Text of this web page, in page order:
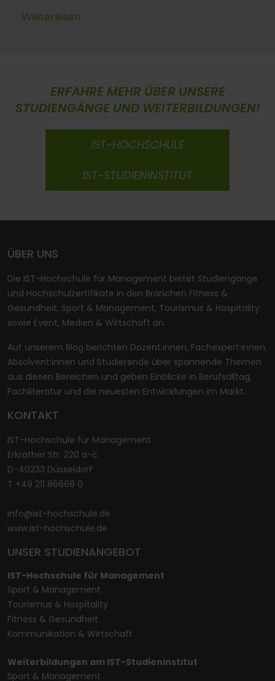
Weiterlesen
ERFAHRE MEHR ÜBER UNSERE
STUDIENGÄNGE UND WEITERBILDUNGEN!
IST-HOCHSCHULE
IST-STUDIENINSTITUT
ÜBER UNS
Die IST-Hochschule für Management bietet Studiengänge
und Hochschulzertifikate in den Branchen Fitness &
Gesundheit, Sport & Management, Tourismus & Hospitality
sowie Event, Medien & Wirtschaft an.
Auf unserem Blog berichten Dozent:innen, Fachexpert:innen,
Absolvent:innen und Studierende über spannende Themen
aus diesen Bereichen und geben Einblicke in Berufsalltag,
Fachliteratur und die neuesten Entwicklungen im Markt.
KONTAKT
IST-Hochschule für Management
Erkrather Str. 220 a-c
D-40233 Düsseldorf
T +49 211 86668 0
info@ist-hochschule.de
www.ist-hochschule.de
UNSER STUDIENANGEBOT
IST-Hochschule für Management
Sport & Management
Tourismus & Hospitality
Fitness & Gesundheit
Kommunikation & Wirtschaft
Weiterbildungen am IST-Studieninstitut
Sport & Management